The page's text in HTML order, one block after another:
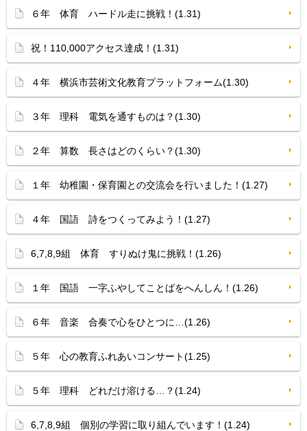
６年 体育 ハードル走に挑戦！(1.31)
祝！110,000アクセス達成！(1.31)
４年 横浜市芸術文化教育プラットフォーム(1.30)
３年 理科 電気を通すものは？(1.30)
２年 算数 長さはどのくらい？(1.30)
１年 幼稚園・保育園との交流会を行いました！(1.27)
４年 国語 詩をつくってみよう！(1.27)
6,7,8,9組 体育 すりぬけ鬼に挑戦！(1.26)
１年 国語 一字ふやしてことばをへんしん！(1.26)
６年 音楽 合奏で心をひとつに…(1.26)
５年 心の教育ふれあいコンサート(1.25)
５年 理科 どれだけ溶ける…？(1.24)
6,7,8,9組 個別の学習に取り組んでいます！(1.24)